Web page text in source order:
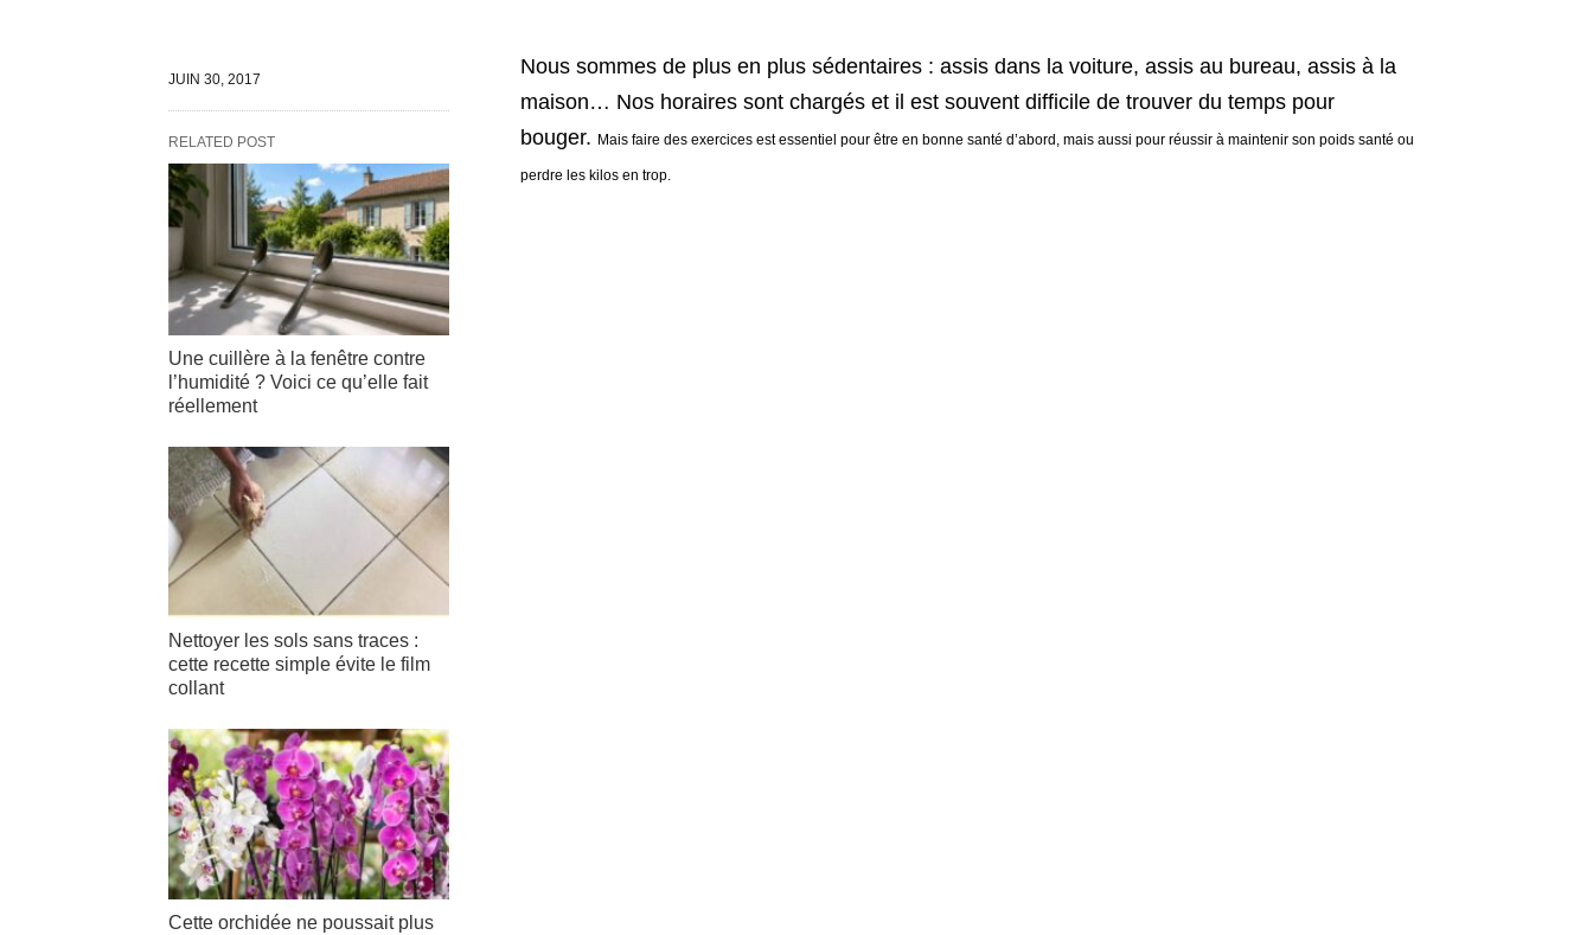
Nous sommes de plus en plus sédentaires : assis dans la voiture, assis au bureau, assis à la
maison… Nos horaires sont chargés et il est souvent difficile de trouver du temps pour
bouger. Mais faire des exercices est essentiel pour être en bonne santé d’abord, mais aussi pour réussir à maintenir son poids santé ou
perdre les kilos en trop.
JUIN 30, 2017
RELATED POST
Une cuillère à la fenêtre contre
l’humidité ? Voici ce qu’elle fait
réellement
Nettoyer les sols sans traces :
cette recette simple évite le film
collant
Cette orchidée ne poussait plus